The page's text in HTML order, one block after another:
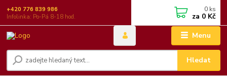
Menu
Hledat
+420 776 839 986
Infolinka: Po-Pá 8-18 hod.
0 ks
za 0 Kč